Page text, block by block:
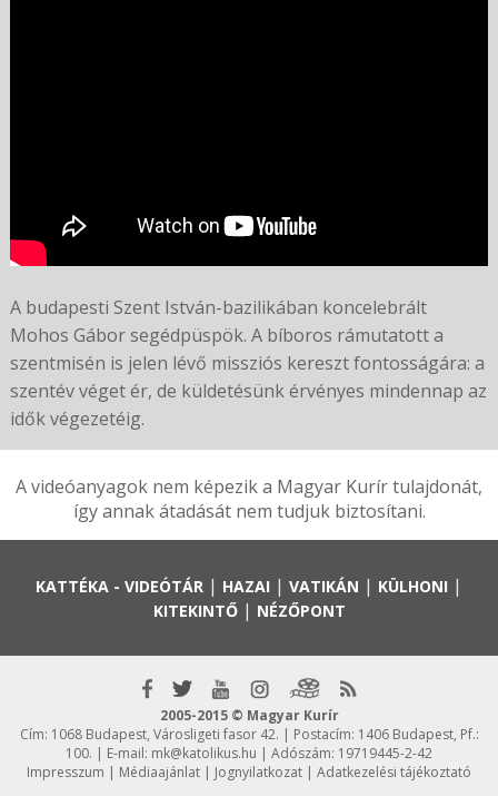
A budapesti Szent István-bazilikában koncelebrált
Mohos Gábor segédpüspök. A bíboros rámutatott a
szentmisén is jelen lévő missziós kereszt fontosságára: a
szentév véget ér, de küldetésünk érvényes mindennap az
idők végezetéig.
A videóanyagok nem képezik a Magyar Kurír tulajdonát,
így annak átadását nem tudjuk biztosítani.
KATTÉKA - VIDEÓTÁR | HAZAI | VATIKÁN | KÜLHONI |
KITEKINTŐ| NÉZŐPONT
2005-2015 © Magyar Kurír
Cím: 1068 Budapest, Városligeti fasor 42. | Postacím: 1406 Budapest, Pf.:
100. | E-mail: mk@katolikus.hu | Adószám: 19719445-2-42
Impresszum | Médiaajánlat | Jognyilatkozat | Adatkezelési tájékoztató